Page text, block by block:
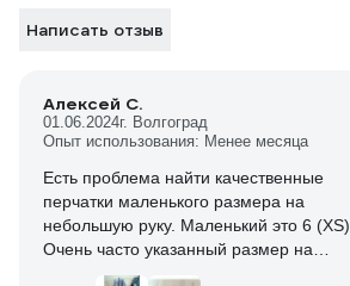
Написать отзыв
Алексей С.
01.06.2024г. Волгоград
Опыт использования: Менее месяца
Есть проблема найти качественные
перчатки маленького размера на
небольшую руку. Маленький это 6 (XS).
Очень часто указанный размер на
перчатках не совпадает с реальным, у